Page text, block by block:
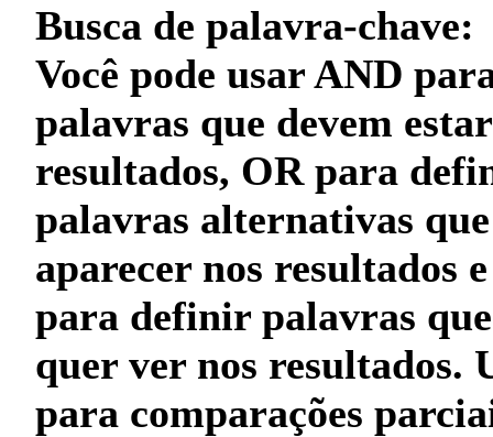
Busca de palavra-chave:
Você pode usarAND
palavras que devem
resultados, ORpara
palavras alternativas
aparecer nos resultados
para definir palavras
quer ver nos resultados.
para comparações